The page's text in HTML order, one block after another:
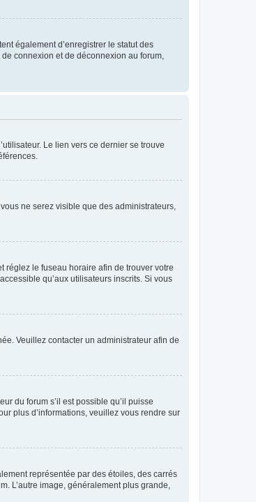
également d’enregistrer le statut des
connexion et de déconnexion au forum,
Le lien vers ce dernier se trouve
ne serez visible que des administrateurs,
réglez le fuseau horaire afin de trouver votre
qu’aux utilisateurs inscrits. Si vous
Veuillez contacter un administrateur afin de
du forum s’il est possible qu’il puisse
plus d’informations, veuillez vous rendre sur
représentée par des étoiles, des carrés
L’autre image, généralement plus grande,